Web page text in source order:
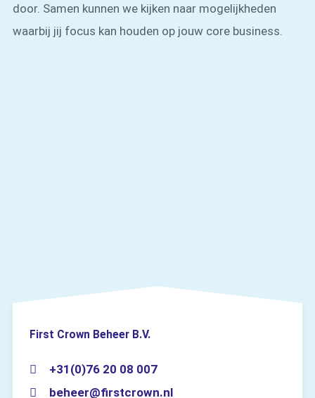
door. Samen kunnen we kijken naar mogelijkheden
waarbij jij focus kan houden op jouw core business.
First Crown Beheer B.V.
+31(0)76 20 08 007
beheer@firstcrown.nl